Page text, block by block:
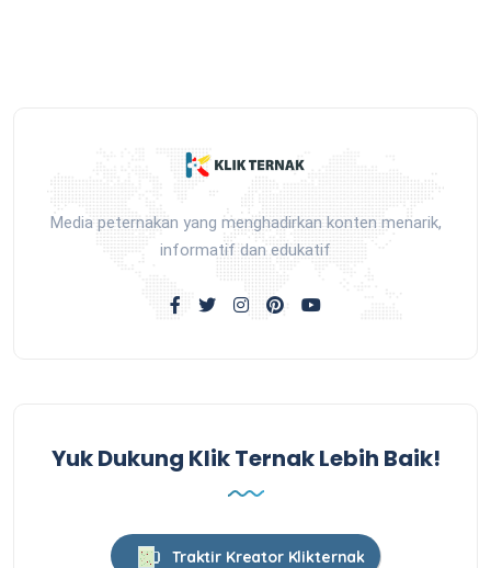
Media peternakan yang menghadirkan konten menarik,
informatif dan edukatif
Yuk Dukung Klik Ternak Lebih Baik!
Traktir Kreator Klikternak